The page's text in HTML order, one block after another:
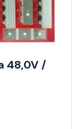
48,0V /